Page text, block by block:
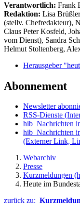
Verantwortlich: Frank
Redaktion: Lisa
(stellv. Chefredakteur),
Claus Peter Kosfeld,
vom Dienst), Sandra
Helmut Stoltenberg,
Herausgeber
Abonnement
Newsletter
RSS-Dienste
hib_Nachrichten
hib_Nachrichten
(Externer Link,
Webarchiv
Presse
Kurzmeldungen
Heute im
zurück zu: